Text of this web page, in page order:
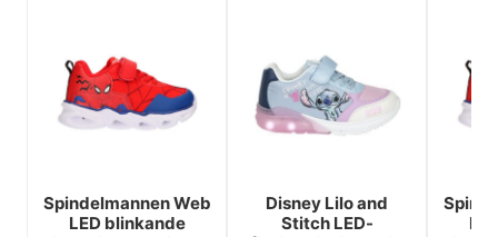
Spindelmannen Web
LED blinkande
Disney Lilo and
Stitch LED-